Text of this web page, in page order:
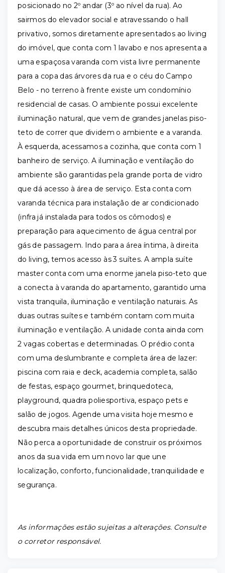
posicionado no 2º andar (3º ao nível da rua). Ao
sairmos do elevador social e atravessando o hall
privativo, somos diretamente apresentados ao living
do imóvel, que conta com 1 lavabo e nos apresenta a
uma espaçosa varanda com vista livre permanente
para a copa das árvores da rua e o céu do Campo
Belo - no terreno à frente existe um condomínio
residencial de casas. O ambiente possui excelente
iluminação natural, que vem de grandes janelas piso-
teto de correr que dividem o ambiente e a varanda.
À esquerda, acessamos a cozinha, que conta com 1
banheiro de serviço. A iluminação e ventilação do
ambiente são garantidas pela grande porta de vidro
que dá acesso à área de serviço. Esta conta com
varanda técnica para instalação de ar condicionado
(infra já instalada para todos os cômodos) e
preparação para aquecimento de água central por
gás de passagem. Indo para a área íntima, à direita
do living, temos acesso às 3 suítes. A ampla suíte
master conta com uma enorme janela piso-teto que
a conecta à varanda do apartamento, garantido uma
vista tranquila, iluminação e ventilação naturais. As
duas outras suítes e também contam com muita
iluminação e ventilação. A unidade conta ainda com
2 vagas cobertas e determinadas. O prédio conta
com uma deslumbrante e completa área de lazer:
piscina com raia e deck, academia completa, salão
de festas, espaço gourmet, brinquedoteca,
playground, quadra poliesportiva, espaço pets e
salão de jogos. Agende uma visita hoje mesmo e
descubra mais detalhes únicos desta propriedade.
Não perca a oportunidade de construir os próximos
anos da sua vida em um novo lar que une
localização, conforto, funcionalidade, tranquilidade e
segurança.
As informações estão sujeitas a alterações. Consulte
o corretor responsável.